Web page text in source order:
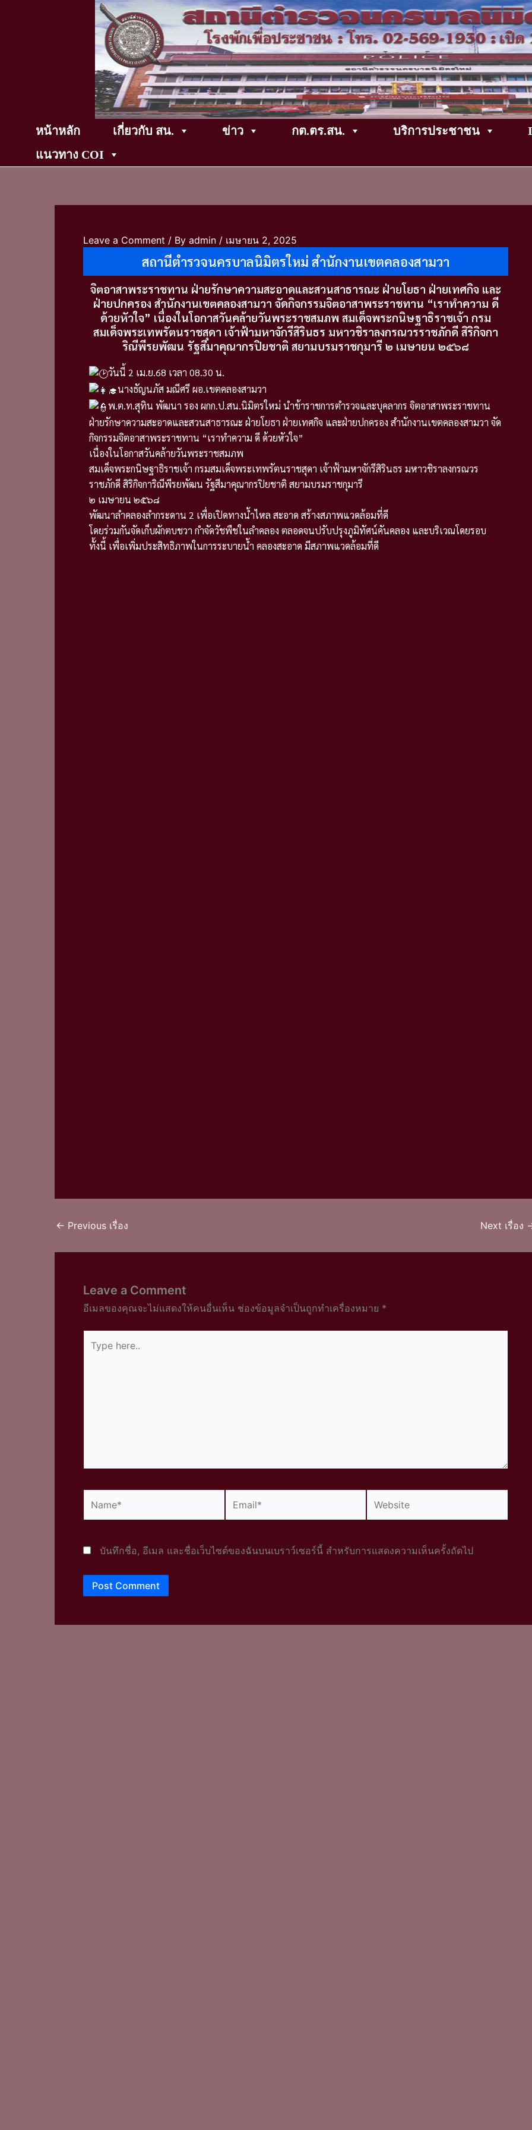
หน้าหลัก เกี่ยวกับ สน. ข่าว กต.ตร.สน. บริการประชาชน
แนวทาง COI
Leave a Comment / By admin / เมษายน 2, 2025
สถานีตำรวจนครบาลนิมิตรใหม่ สำนักงานเขตคลองสามวา
จิตอาสาพระราชทาน ฝ่ายรักษาความสะอาดและสวนสาธารณะ ฝ่ายโยธา ฝ่ายเทศกิจ และ
ฝ่ายปกครอง สำนักงานเขตคลองสามวา จัดกิจกรรมจิตอาสาพระราชทาน “เราทำความ ดี
ด้วยหัวใจ” เนื่องในโอกาสวันคล้ายวันพระราชสมภพ สมเด็จพระกนิษฐาธิราชเจ้า กรม
สมเด็จพระเทพรัตนราชสุดา เจ้าฟ้ามหาจักรีสิรินธร มหาวชิราลงกรณวรราชภักดี สิริกิจกา
ริณีพีรยพัฒน รัฐสีมาคุณากรปิยชาติ สยามบรมราชกุมารี ๒ เมษายน ๒๕๖๘
วันนี้ 2 เม.ย.68 เวลา 08.30 น.
นางธัญนภัส มณีศรี ผอ.เขตคลองสามวา
พ.ต.ท.สุทิน พัฒนา รอง ผกก.ป.สน.นิมิตรใหม่ นำข้าราชการตำรวจและบุคลากร จิตอาสาพระราชทาน
ฝ่ายรักษาความสะอาดและสวนสาธารณะ ฝ่ายโยธา ฝ่ายเทศกิจ และฝ่ายปกครอง สำนักงานเขตคลองสามวา จัด
กิจกรรมจิตอาสาพระราชทาน “เราทำความ ดี ด้วยหัวใจ”
เนื่องในโอกาสวันคล้ายวันพระราชสมภพ
สมเด็จพระกนิษฐาธิราชเจ้า กรมสมเด็จพระเทพรัตนราชสุดา เจ้าฟ้ามหาจักรีสิรินธร มหาวชิราลงกรณวร
ราชภักดี สิริกิจการิณีพีรยพัฒน รัฐสีมาคุณากรปิยชาติ สยามบรมราชกุมารี
๒ เมษายน ๒๕๖๘
พัฒนาลำคลองลำกระดาน 2 เพื่อเปิดทางน้ำไหล สะอาด สร้างสภาพแวดล้อมที่ดี
โดยร่วมกันจัดเก็บผักตบชวา กำจัดวัชพืชในลำคลอง ตลอดจนปรับปรุงภูมิทัศน์คันคลอง และบริเวณโดยรอบ
ทั้งนี้ เพื่อเพิ่มประสิทธิภาพในการระบายน้ำ คลองสะอาด มีสภาพแวดล้อมที่ดี
← Previous เรื่อง Next เรื่อง
Leave a Comment
อีเมลของคุณจะไม่แสดงให้คนอื่นเห็น ช่องข้อมูลจำเป็นถูกทำเครื่องหมาย *
here..
บันทึกชื่อ, อีเมล และชื่อเว็บไซต์ของฉันบนเบราว์เซอร์นี้ สำหรับการแสดงความเห็นครั้งถัดไป